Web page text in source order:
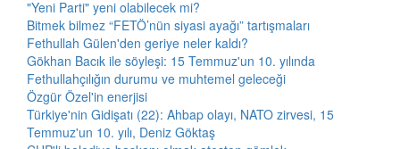
"Yeni Parti" yeni olabilecek mi?
Bitmek bilmez “FETÖ’nün siyasi ayağı” tartışmaları
Fethullah Gülen'den geriye neler kaldı?
Gökhan Bacık ile söyleşi: 15 Temmuz'un 10. yılında
Fethullahçılığın durumu ve muhtemel geleceği
Özgür Özel'in enerjisi
Türkiye'nin Gidişatı (22): Ahbap olayı, NATO zirvesi, 15
Temmuz'un 10. yılı, Deniz Göktaş